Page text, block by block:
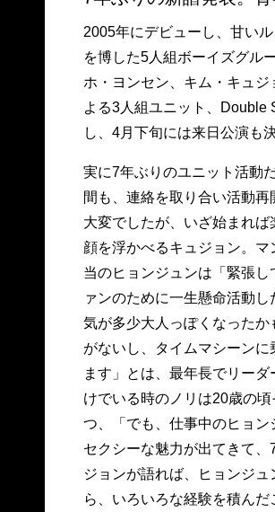
2005年にデビューし、甘い
を博した5人組ボーイズグル
ホ・ヨンセン、キム・キュ
よる3人組ユニット、Double
し、4月下旬には来日公演も
実に7年ぶりのユニット活動
間も、連絡を取り合い活動
大変でしたが、いざ始まれ
顔を浮かべるキュジョン。
当のヒョンジュンは「緊張
ァンのために一生懸命活動
気が多少大人っぽくなったか
がないし、タイムマシーン
ます」とは、最年長でリー
けでいる時のノリは20歳の
つ、「でも、仕事中のヒョ
セクシーな魅力が出てきて
ジョンが語れば、ヒョンジ
ら、いろいろな経験を積ん